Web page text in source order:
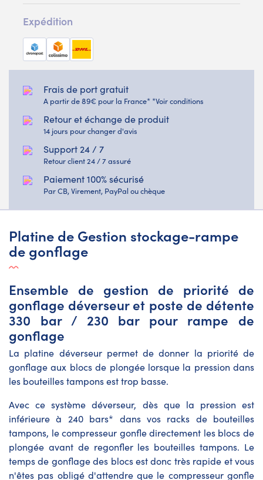
Expédition
Frais de port gratuit
A partir de 89€ pour la France* *Voir conditions
Retour et échange de produit
14 jours pour changer d'avis
Support 24 / 7
Retour client 24 / 7 assuré
Paiement 100% sécurisé
Par CB, Virement, PayPal ou chèque
Platine de Gestion stockage-rampe
de gonflage
Ensemble de gestion de priorité de
gonflage déverseur et poste de détente
330 bar / 230 bar pour rampe de
gonflage
La platine déverseur permet de donner la priorité de
gonflage aux blocs de plongée lorsque la pression dans
les bouteilles tampons est trop basse.
Avec ce système déverseur, dès que la pression est
inférieure à 240 bars* dans vos racks de bouteilles
tampons, le compresseur gonfle directement les blocs de
plongée avant de regonfler les bouteilles tampons. Le
temps de gonflage des blocs est donc très rapide et vous
n'êtes pas obligé d'attendre que le compresseur gonfle